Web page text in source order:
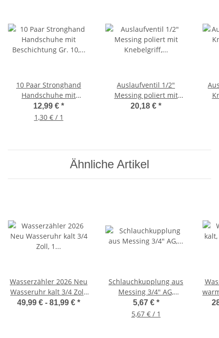
10 Paar Stronghand
Handschuhe mit
Beschichtung Gr. 10,
Arbeitshandschuhe
12,99 € *
1,30 € / 1
Auslaufventil 1/2"
Messing poliert mit
Knebelgriff, Garten
20,18 € *
Ähnliche Artikel
Wasserzähler 2026 Neu
Wasseruhr kalt 3/4 Zoll,
1 Zoll x 190mm, 260mm
49,99 € - 81,99 € *
Schlauchkupplung aus
Messing 3/4" AG,
Gewindestück mit
Schnellkupplung
5,67 € *
5,67 € / 1